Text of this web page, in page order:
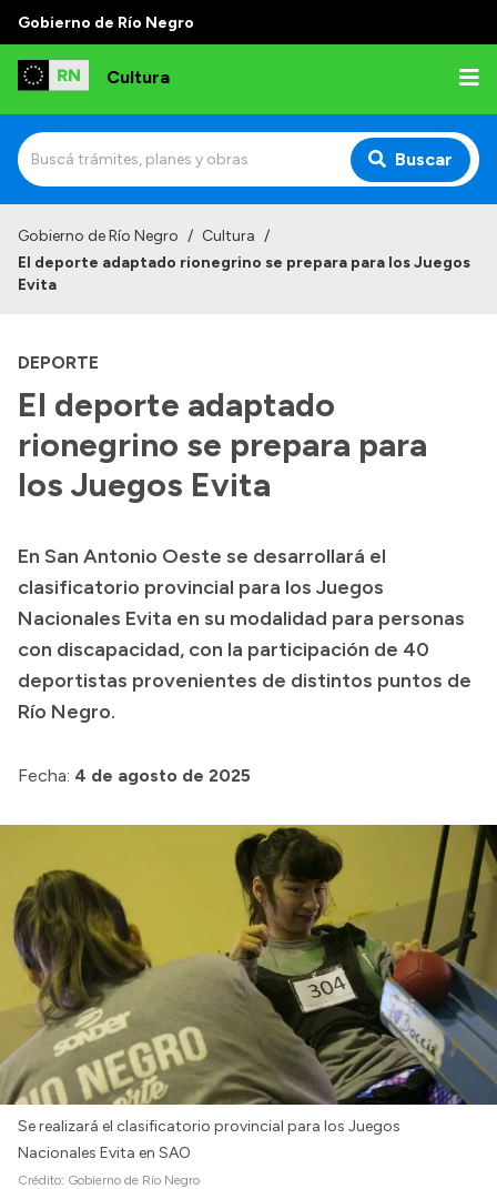
Gobierno de Río Negro
Cultura
Buscar
Institucional
Autoridades
Delegaciones
Normativa
Presupuesto
Boletín Oficial
Compras y licitaciones
Consulta de expedientes
Consulta de pago a proveedores
Login
Gobierno de Río Negro / Cultura /
El deporte adaptado rionegrino se prepara para los Juegos
Evita
DEPORTE
El deporte adaptado
rionegrino se prepara para
los Juegos Evita
En San Antonio Oeste se desarrollará el
clasificatorio provincial para los Juegos
Nacionales Evita en su modalidad para personas
con discapacidad, con la participación de 40
deportistas provenientes de distintos puntos de
Río Negro.
Fecha: 4 de agosto de 2025
Se realizará el clasificatorio provincial para los Juegos
Nacionales Evita en SAO
Crédito: Gobierno de Río Negro